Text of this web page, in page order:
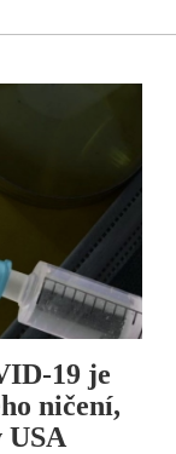
19 je
ničení,